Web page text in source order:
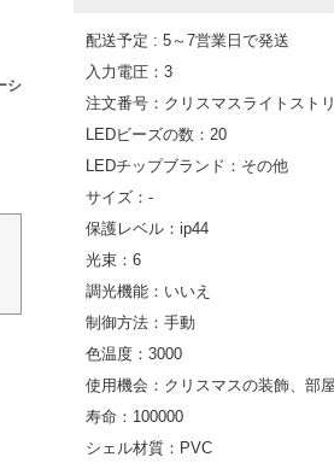
シ
配送予定 : 5～7営業日で発送
入力電圧：3
注文番号：クリスマスライトスト
LEDビーズの数：20
LEDチップブランド：その他
サイズ：-
保護レベル：ip44
光束：6
調光機能：いいえ
制御方法：手動
色温度：3000
使用機会：クリスマスの装飾、部
寿命：100000
シェル材質：PVC